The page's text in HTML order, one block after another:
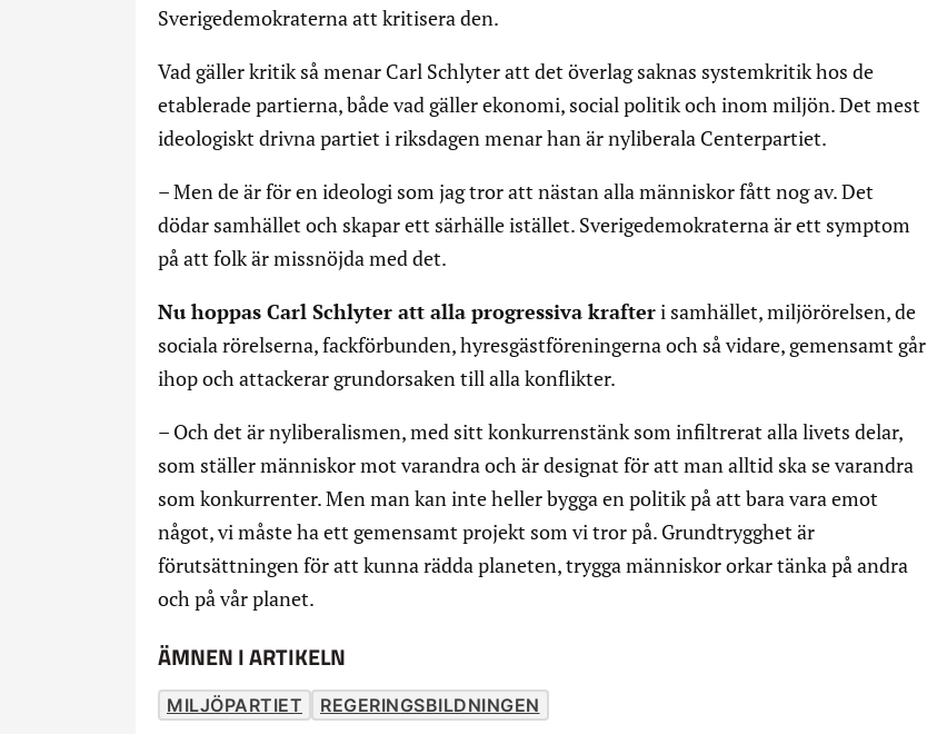
Sverigedemokraterna att kritisera den.
Vad gäller kritik så menar Carl Schlyter att det överlag saknas systemkritik hos de
etablerade partierna, både vad gäller ekonomi, social politik och inom miljön. Det mest
ideologiskt drivna partiet i riksdagen menar han är nyliberala Centerpartiet.
– Men de är för en ideologi som jag tror att nästan alla människor fått nog av. Det
dödar samhället och skapar ett särhälle istället. Sverigedemokraterna är ett symptom
på att folk är missnöjda med det.
Nu hoppas Carl Schlyter att alla progressiva krafteri samhället, miljörörelsen, de
sociala rörelserna, fackförbunden, hyresgästföreningerna och så vidare, gemensamt går
ihop och attackerar grundorsaken till alla konflikter.
– Och det är nyliberalismen, med sitt konkurrenstänk som infiltrerat alla livets delar,
som ställer människor mot varandra och är designat för att man alltid ska se varandra
som konkurrenter. Men man kan inte heller bygga en politik på att bara vara emot
något, vi måste ha ett gemensamt projekt som vi tror på. Grundtrygghet är
förutsättningen för att kunna rädda planeten, trygga människor orkar tänka på andra
och på vår planet.
ÄMNEN I ARTIKELN
MILJÖPARTIET REGERINGSBILDNINGEN